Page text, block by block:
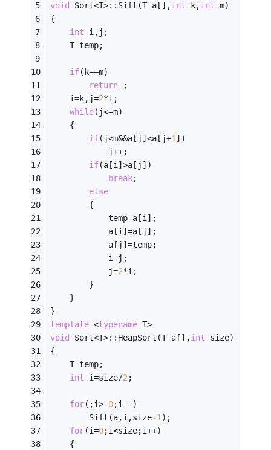
void
Sort<T>::Sift(T a[],int k,int
{
int i,j;
    T temp;
if
return ;
    i=k,j=
2
while(j<=m)
    {
if(j<m&&a[j]<a[j+1
            j++;
if(a[i]>a[j])
break;
else
        {
            temp=a[i];
            a[i]=a[j];
            a[j]=temp;
            j=
2*i;
        }
    }
}
template <typename T>
void
Sort<T>::HeapSort(T a[],int
{
    T temp;
int i=size/2;
for(;i>=0;i--
        Sift(a,i,size
-1);
for(i=0
    {